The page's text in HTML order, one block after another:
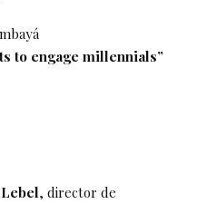
to engage millennials”
, director de